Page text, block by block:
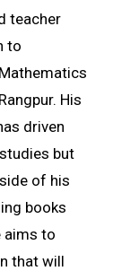
teacher
to
His
driven
but
of his
books
aims to
that will